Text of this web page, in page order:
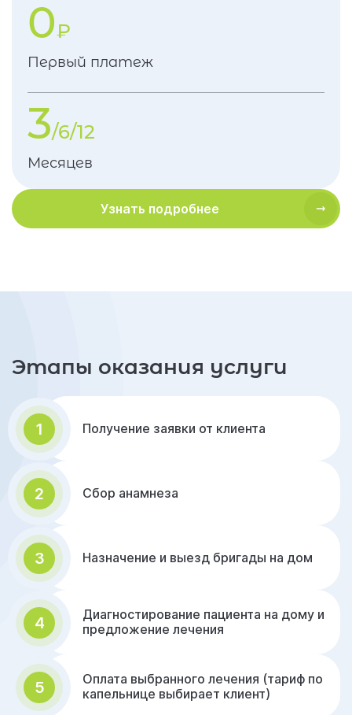
0₽
Первый платеж
3/6/12
Месяцев
Узнать подробнее
Этапы оказания услуги
1 Получение заявки от клиента
2 Сбор анамнеза
3 Назначение и выезд бригады на дом
4
Диагностирование пациента на дому и
предложение лечения
5
Оплата выбранного лечения (тариф по
капельнице выбирает клиент)